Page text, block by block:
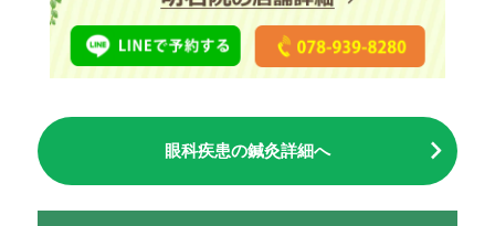
眼科疾患の鍼灸詳細へ